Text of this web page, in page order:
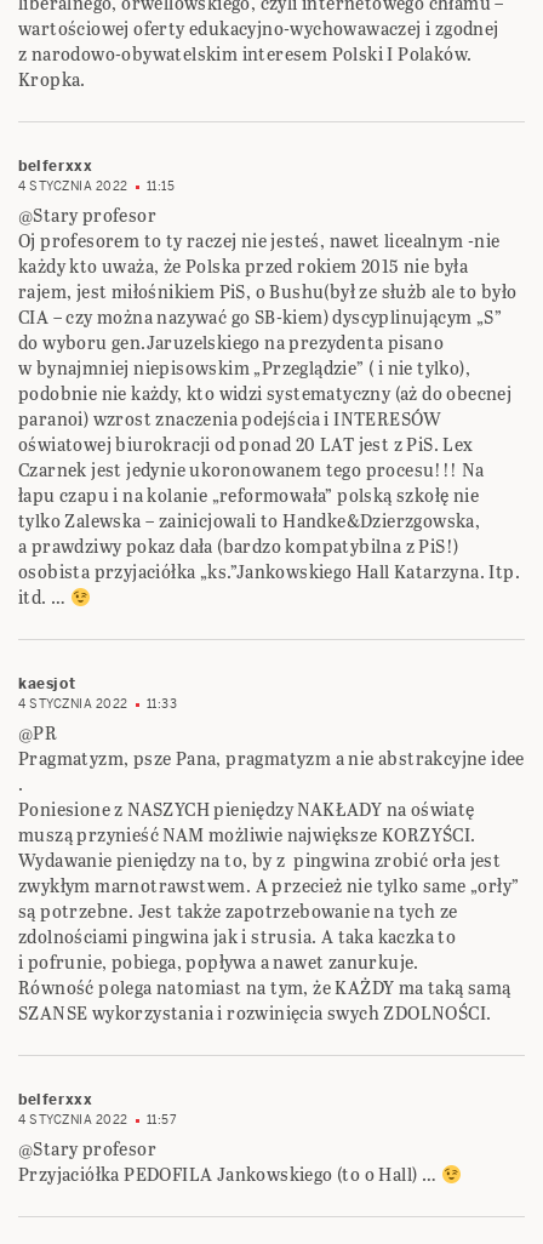
wartościowej oferty edukacyjno-wychowawaczej i zgodnej
z narodowo-obywatelskim interesem Polski I Polaków.
Kropka.
belferxxx
4 STYCZNIA 2022 11:15
@Stary profesor
Oj profesorem to ty raczej nie jesteś, nawet licealnym -nie
każdy kto uważa, że Polska przed rokiem 2015 nie była
rajem, jest miłośnikiem PiS, o Bushu(był ze służb ale to było
CIA – czy można nazywać go SB-kiem) dyscyplinującym „S”
do wyboru gen.Jaruzelskiego na prezydenta pisano
w bynajmniej niepisowskim „Przeglądzie” ( i nie tylko),
podobnie nie każdy, kto widzi systematyczny (aż do obecnej
paranoi) wzrost znaczenia podejścia i INTERESÓW
oświatowej biurokracji od ponad 20 LAT jest z PiS. Lex
Czarnek jest jedynie ukoronowanem tego procesu!!! Na
łapu czapu i na kolanie „reformowała” polską szkołę nie
tylko Zalewska – zainicjowali to Handke&Dzierzgowska,
a prawdziwy pokaz dała (bardzo kompatybilna z PiS!)
osobista przyjaciółka „ks.”Jankowskiego Hall Katarzyna. Itp.
itd. …
kaesjot
4 STYCZNIA 2022 11:33
@PR
Pragmatyzm, psze Pana, pragmatyzm a nie abstrakcyjne idee
.
Poniesione z NASZYCH pieniędzy NAKŁADY na oświatę
muszą przynieść NAM możliwie największe KORZYŚCI.
Wydawanie pieniędzy na to, by z pingwina zrobić orła jest
zwykłym marnotrawstwem. A przecież nie tylko same „orły”
są potrzebne. Jest także zapotrzebowanie na tych ze
zdolnościami pingwina jak i strusia. A taka kaczka to
i pofrunie, pobiega, popływa a nawet zanurkuje.
Równość polega natomiast na tym, że KAŻDY ma taką samą
SZANSE wykorzystania i rozwinięcia swych ZDOLNOŚCI.
belferxxx
4 STYCZNIA 2022 11:57
@Stary profesor
Przyjaciółka PEDOFILA Jankowskiego (to o Hall) …